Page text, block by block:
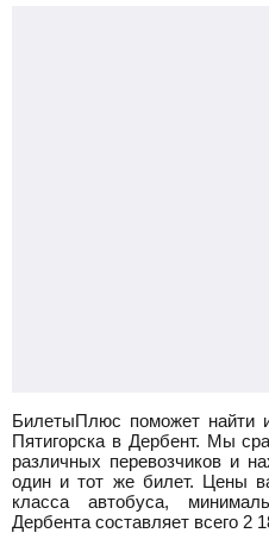
БилетыПлюс поможет найти
Пятигорска в Дербент. Мы
различных перевозчиков и
один и тот же билет. Цены
класса автобуса,
Дербента составляет всего 2